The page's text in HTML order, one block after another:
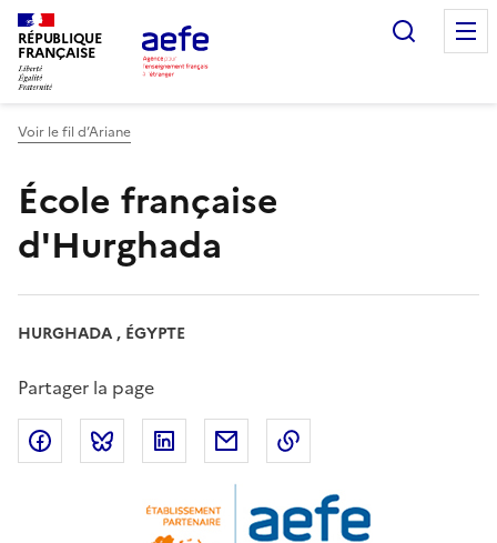
Aller
au
contenu
principal
RÉPUBLIQUE
FRANÇAISE
Voir le fil d’Ariane
École française
d'Hurghada
HURGHADA , ÉGYPTE
Partager la page
Partager sur Facebook
Partager sur Bluesky
Partager sur LinkedIn
Partager par email